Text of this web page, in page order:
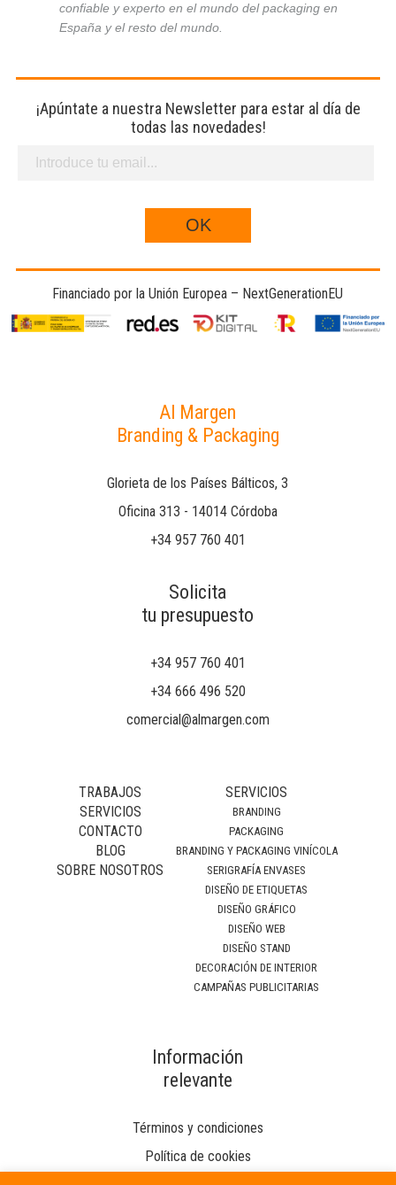
confiable y experto en el mundo del packaging en
España y el resto del mundo.
¡Apúntate a nuestra Newsletter para estar al día de
todas las novedades!
Financiado por la Unión Europea – NextGenerationEU
Al Margen
Branding & Packaging
Glorieta de los Países Bálticos, 3
Oficina 313 - 14014 Córdoba
+34 957 760 401
Solicita
tu presupuesto
+34 957 760 401
+34 666 496 520
comercial@almargen.com
TRABAJOS
SERVICIOS
CONTACTO
BLOG
SOBRE NOSOTROS
SERVICIOS
BRANDING
PACKAGING
BRANDING Y PACKAGING VINÍCOLA
SERIGRAFÍA ENVASES
DISEÑO DE ETIQUETAS
DISEÑO GRÁFICO
DISEÑO WEB
DISEÑO STAND
DECORACIÓN DE INTERIOR
CAMPAÑAS PUBLICITARIAS
Información
relevante
Términos y condiciones
Política de cookies